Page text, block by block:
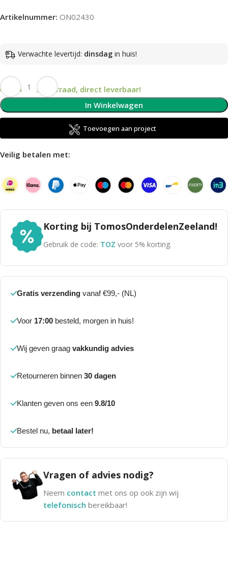
Artikelnummer: ON02430
Verwachte levertijd: dinsdag in huis!
Op voorraad, direct leverbaar!
In Winkelwagen
Toevoegen aan project
Veilig betalen met:
Korting bij TomosOnderdelenZeeland!
Gebruik de code: TOZ voor 5% korting.
Gratis verzending vanaf €99,- (NL)
Voor 17:00 besteld, morgen in huis!
Wij geven graag vakkundig advies
Retourneren binnen 30 dagen
Klanten geven ons een 9.8/10
Bestel nu, betaal later!
Vragen of advies nodig?
Neem contact met ons op ook zijn wij
telefonisch bereikbaar!